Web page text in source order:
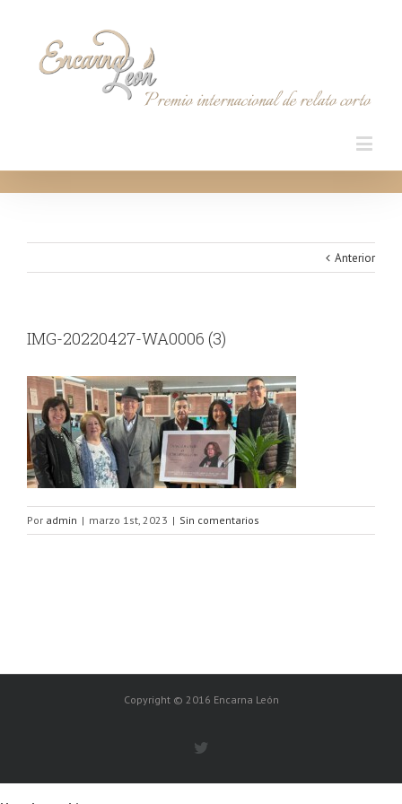
Anterior
IMG-20220427-WA0006 (3)
Por admin | marzo 1st, 2023 | Sin comentarios
Copyright © 2016 Encarna León